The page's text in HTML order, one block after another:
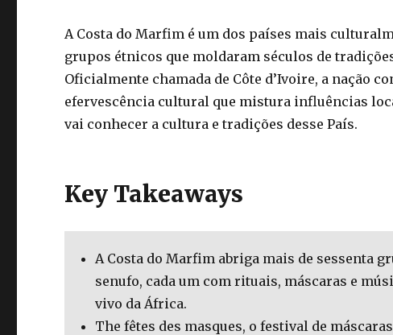
A Costa do Marfim é um dos países mais
grupos étnicos que moldaram séculos de
Oficialmente chamada de Côte d’Ivoire, a nação
efervescência cultural que mistura influências
vai conhecer a cultura e tradições desse País.
Key Takeaways
A Costa do Marfim abriga mais de sessenta
senufo, cada um com rituais, máscaras e
vivo da África.
The fêtes des masques, o festival de